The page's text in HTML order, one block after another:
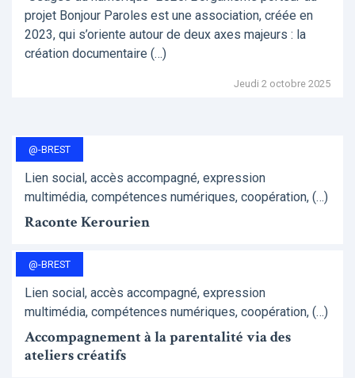
projet Bonjour Paroles est une association, créée en
2023, qui s’oriente autour de deux axes majeurs : la
création documentaire (…)
Jeudi 2 octobre 2025
@-BREST
Lien social, accès accompagné, expression
multimédia, compétences numériques, coopération, (…)
Raconte Kerourien
@-BREST
Lien social, accès accompagné, expression
multimédia, compétences numériques, coopération, (…)
Accompagnement à la parentalité via des
ateliers créatifs